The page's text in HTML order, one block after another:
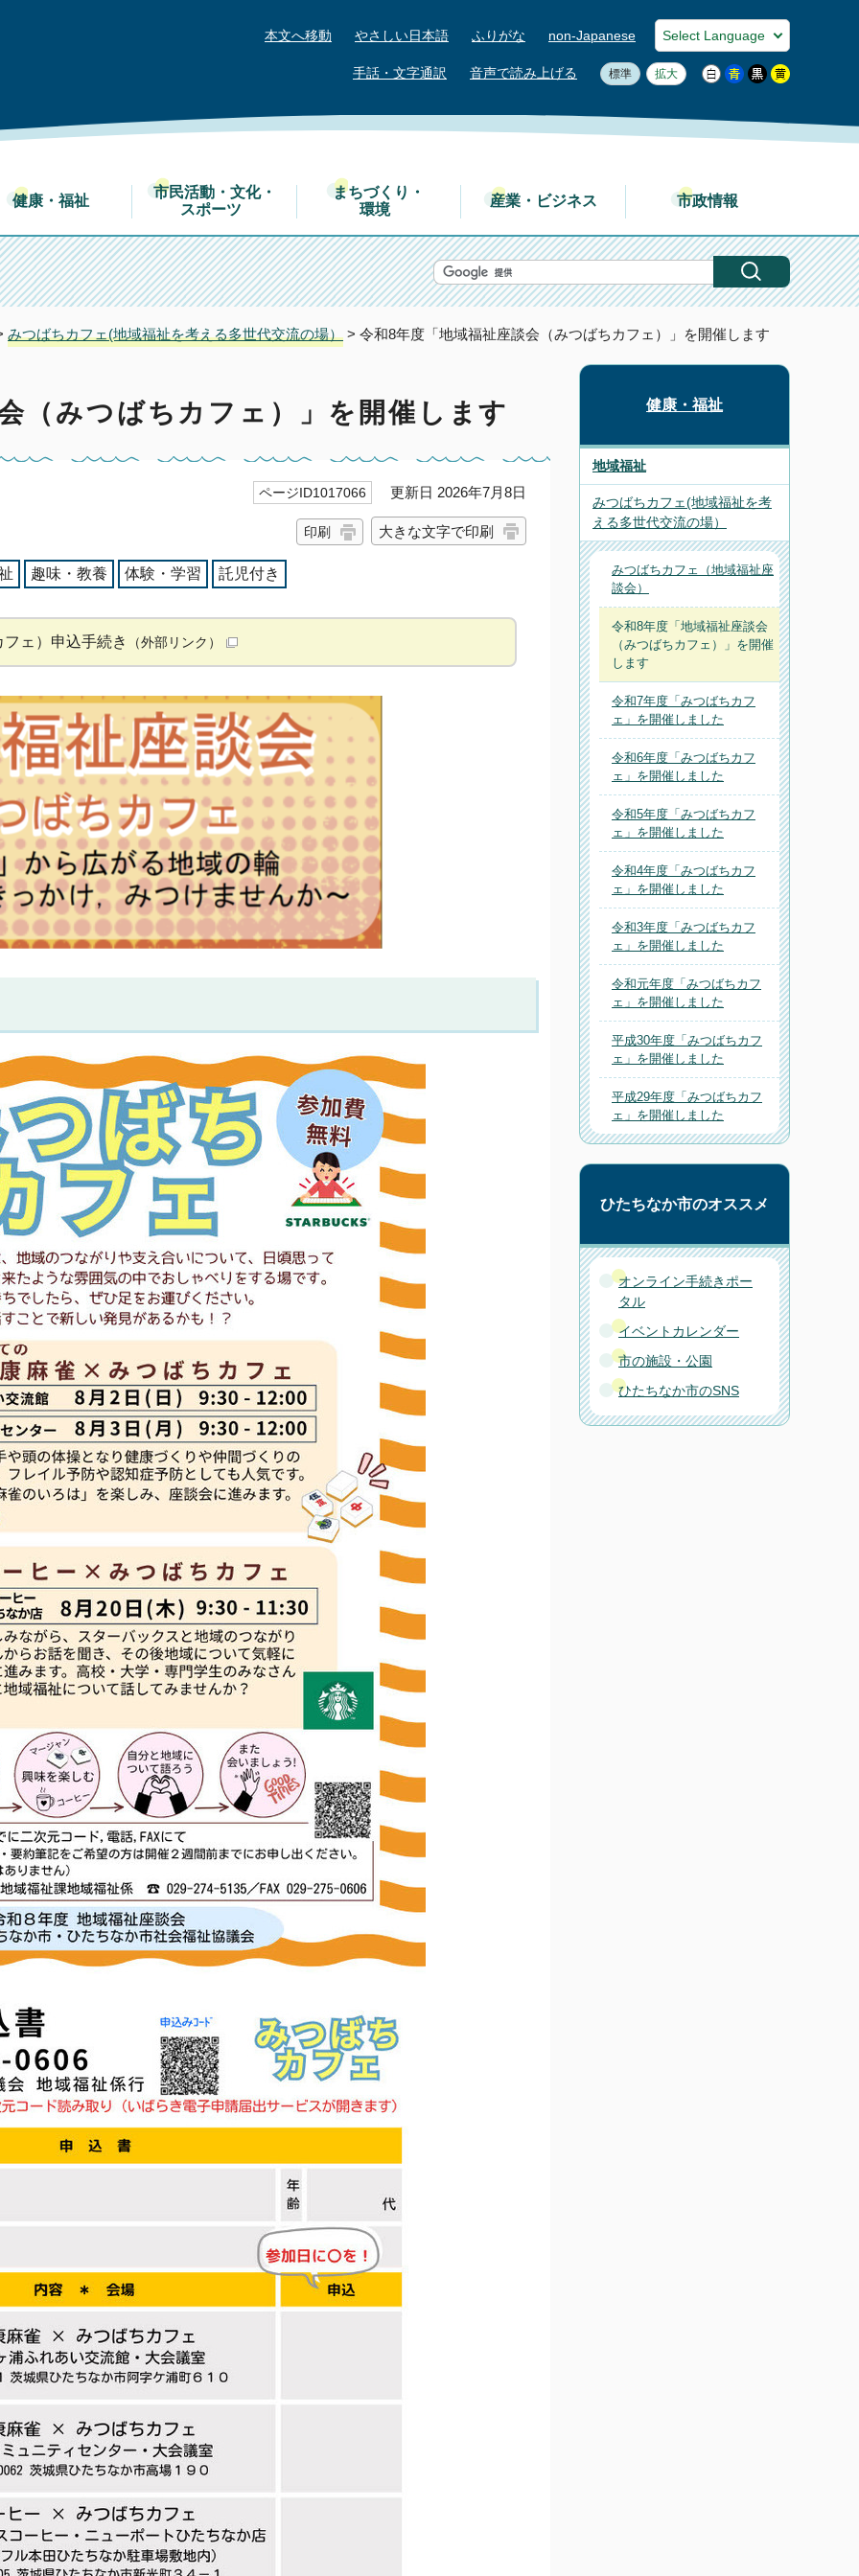
本文へ移動 やさしい日本語 ふりがな non-Japanese
手話・文字通訳 音声で読み上げる 標準 拡大
健康・福祉
市民活動・文化・
スポーツ
まちづくり・
環境
産業・ビジネス 市政情報
みつばちカフェ(地域福祉を考える多世代交流の場） > 令和8年度「地域福祉座談会（みつばちカフェ）」を開催します
（みつばちカフェ）」を開催します
ページID1017066 更新日 2026年7月8日
印刷 大きな文字で印刷
趣味・教養 体験・学習 託児付き
ェ）申込手続き （外部リンク）
健康・福祉
地域福祉
みつばちカフェ(地域福祉を考
える多世代交流の場）
みつばちカフェ（地域福祉座
談会）
令和8年度「地域福祉座談会
（みつばちカフェ）」を開催
します
令和7年度「みつばちカフ
ェ」を開催しました
令和6年度「みつばちカフ
ェ」を開催しました
令和5年度「みつばちカフ
ェ」を開催しました
令和4年度「みつばちカフ
ェ」を開催しました
令和3年度「みつばちカフ
ェ」を開催しました
令和元年度「みつばちカフ
ェ」を開催しました
平成30年度「みつばちカフ
ェ」を開催しました
平成29年度「みつばちカフ
ェ」を開催しました
ひたちなか市のオススメ
オンライン手続きポー
タル
イベントカレンダー
市の施設・公園
ひたちなか市のSNS